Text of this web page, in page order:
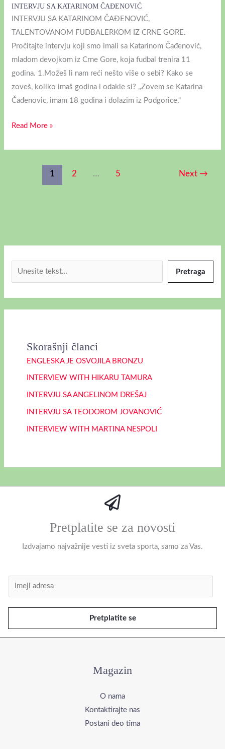
INTERVJU SA KATARINOM ČAĐENOVIĆ
INTERVJU SA KATARINOM ČAĐENOVIĆ,
TALENTOVANOM FUDBALERKOM IZ CRNE GORE.
Pročitajte intervju koji smo imali sa Katarinom Čađenović,
mladom devojkom iz Crne Gore, koja fudbal trenira 11
godina. 1.Možeš li nam reći nešto više o sebi? Kako se
zoveš, koliko imaš godina i odakle si? ,,Zovem se Katarina
Čađenovic, imam 18 godina i dolazim iz Podgorice.“
Read More »
1 2 … 5 Next →
Pretraga
Skorašnji članci
ENGLESKA JE OSVOJILA BRONZU
INTERVIEW WITH HIKARU TAMURA
INTERVJU SA ANGELINOM DREŠAJ
INTERVJU SA TEODOROM JOVANOVIĆ
INTERVIEW WITH MARTINA NESPOLI
Pretplatite se za novosti
Izdvajamo najvažnije vesti iz sveta sporta, samo za Vas.
Pretplatite se
Magazin
O nama
Kontaktirajte nas
Postani deo tima